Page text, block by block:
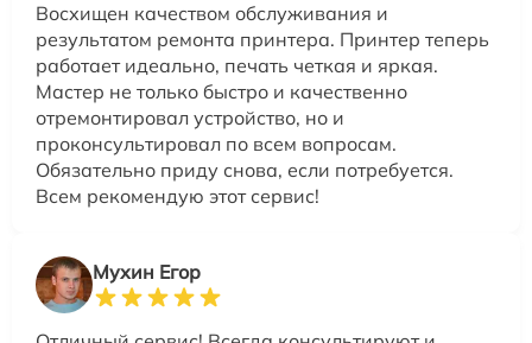
Восхищен качеством обслуживания и
результатом ремонта принтера. Принтер теперь
работает идеально, печать четкая и яркая.
Мастер не только быстро и качественно
отремонтировал устройство, но и
проконсультировал по всем вопросам.
Обязательно приду снова, если потребуется.
Всем рекомендую этот сервис!
Мухин Егор